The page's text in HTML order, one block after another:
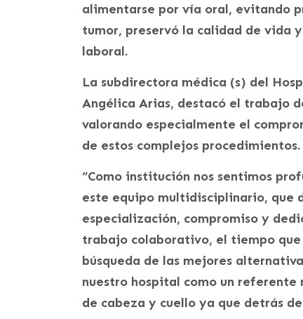
alimentarse por vía oral, evitando
tumor, preservó la calidad de vida
laboral.
La subdirectora médica (s) del
Angélica Arias, destacó el trabajo
valorando especialmente el
de estos complejos procedimientos.
“Como institución nos sentimos
este equipo multidisciplinario, que
especialización, compromiso y
trabajo colaborativo, el tiempo
búsqueda de las mejores
nuestro hospital como un
de cabeza y cuello ya que detrás